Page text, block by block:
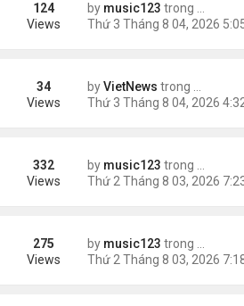
by music123 trong
124
Views
byVietNews trong
34
Views
by music123 trong
332
Views
by music123 trong
275
Views